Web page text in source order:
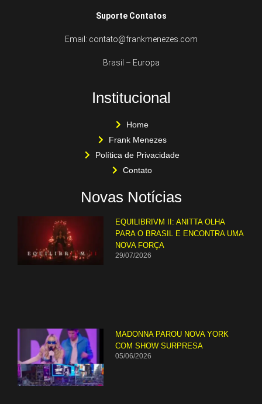
Suporte Contatos
Email: contato@frankmenezes.com
Brasil – Europa
Institucional
Home
Frank Menezes
Política de Privacidade
Contato
Novas Notícias
EQUILIBRIVM II: ANITTA OLHA
PARA O BRASIL E ENCONTRA UMA
NOVA FORÇA
29/07/2026
MADONNA PAROU NOVA YORK
COM SHOW SURPRESA
05/06/2026